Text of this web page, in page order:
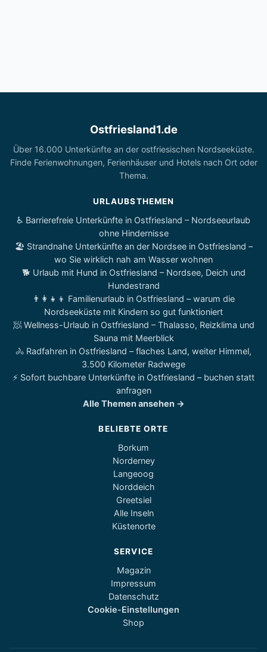
Ostfriesland1.de
Über 16.000 Unterkünfte an der ostfriesischen Nordseeküste.
Finde Ferienwohnungen, Ferienhäuser und Hotels nach Ort oder
Thema.
URLAUBSTHEMEN
♿ Barrierefreie Unterkünfte in Ostfriesland – Nordseeurlaub
ohne Hindernisse
🏖️ Strandnahe Unterkünfte an der Nordsee in Ostfriesland –
wo Sie wirklich nah am Wasser wohnen
🐕 Urlaub mit Hund in Ostfriesland – Nordsee, Deich und
Hundestrand
👨‍👩‍👧‍👦 Familienurlaub in Ostfriesland – warum die
Nordseeküste mit Kindern so gut funktioniert
🧖 Wellness-Urlaub in Ostfriesland – Thalasso, Reizklima und
Sauna mit Meerblick
🚴 Radfahren in Ostfriesland – flaches Land, weiter Himmel,
3.500 Kilometer Radwege
⚡ Sofort buchbare Unterkünfte in Ostfriesland – buchen statt
anfragen
Alle Themen ansehen →
BELIEBTE ORTE
Borkum
Norderney
Langeoog
Norddeich
Greetsiel
Alle Inseln
Küstenorte
SERVICE
Magazin
Impressum
Datenschutz
Cookie-Einstellungen
Shop